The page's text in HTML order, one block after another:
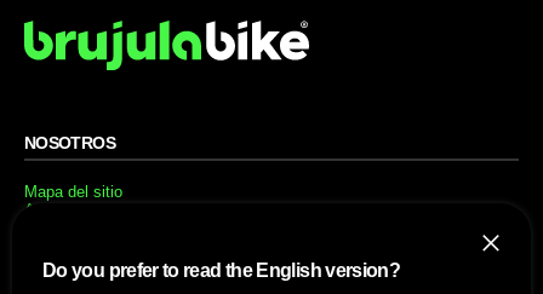
NOSOTROS
Mapa del sitio
Aviso Legal
Política de privacidad
Contacto
Do you prefer to read the English version?